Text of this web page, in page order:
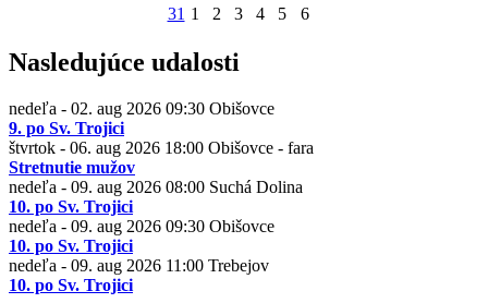
31 1 2 3 4 5 6
Nasledujúce udalosti
nedeľa - 02. aug 2026 09:30 Obišovce
9. po Sv. Trojici
štvrtok - 06. aug 2026 18:00 Obišovce - fara
Stretnutie mužov
nedeľa - 09. aug 2026 08:00 Suchá Dolina
10. po Sv. Trojici
nedeľa - 09. aug 2026 09:30 Obišovce
10. po Sv. Trojici
nedeľa - 09. aug 2026 11:00 Trebejov
10. po Sv. Trojici